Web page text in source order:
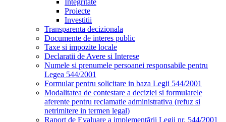
Integritate
Proiecte
Investitii
Transparenta decizionala
Documente de interes public
Taxe si impozite locale
Declaratii de Avere si Interese
Numele si prenumele persoanei responsabile pentru
Legea 544/2001
Formular pentru solicitare in baza Legii 544/2001
Modalitatea de contestare a deciziei si formularele
aferente pentru reclamatie administrativa (refuz si
netrimitere in termen legal)
Raport de Evaluare a implementării Legii nr. 544/2001